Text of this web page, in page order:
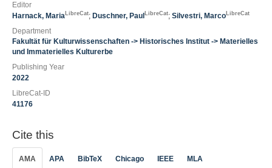
Editor
Harnack, Maria LibreCat; Duschner, Paul LibreCat; Silvestri, Marco LibreCat
Department
Fakultät für Kulturwissenschaften -> Historisches Institut -> Materielles
und Immaterielles Kulturerbe
Publishing Year
2022
LibreCat-ID
41176
Cite this
AMA APA BibTeX Chicago IEEE MLA